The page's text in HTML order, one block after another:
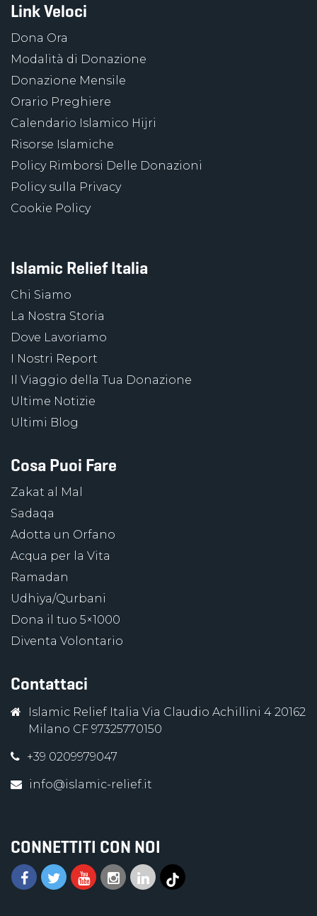
Link Veloci
Dona Ora
Modalità di Donazione
Donazione Mensile
Orario Preghiere
Calendario Islamico Hijri
Risorse Islamiche
Policy Rimborsi Delle Donazioni
Policy sulla Privacy
Cookie Policy
Islamic Relief Italia
Chi Siamo
La Nostra Storia
Dove Lavoriamo
I Nostri Report
Il Viaggio della Tua Donazione
Ultime Notizie
Ultimi Blog
Cosa Puoi Fare
Zakat al Mal
Sadaqa
Adotta un Orfano
Acqua per la Vita
Ramadan
Udhiya/Qurbani
Dona il tuo 5×1000
Diventa Volontario
Contattaci
Islamic Relief Italia Via Claudio Achillini 4 20162
Milano CF 97325770150
+39 0209979047
info@islamic-relief.it
CONNETTITI CON NOI